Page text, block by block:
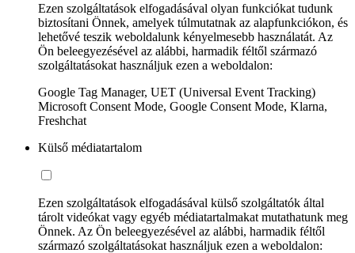
Ezen szolgáltatások elfogadásával olyan funkciókat tudunk
biztosítani Önnek, amelyek túlmutatnak az alapfunkciókon, és
lehetővé teszik weboldalunk kényelmesebb használatát. Az
Ön beleegyezésével az alábbi, harmadik féltől származó
szolgáltatásokat használjuk ezen a weboldalon:
Google Tag Manager, UET (Universal Event Tracking)
Microsoft Consent Mode, Google Consent Mode, Klarna,
Freshchat
Külső médiatartalom
Ezen szolgáltatások elfogadásával külső szolgáltatók által
tárolt videókat vagy egyéb médiatartalmakat mutathatunk meg
Önnek. Az Ön beleegyezésével az alábbi, harmadik féltől
származó szolgáltatásokat használjuk ezen a weboldalon: